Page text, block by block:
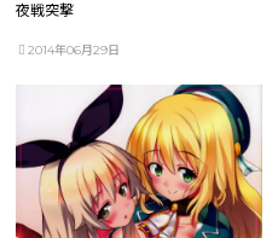
夜戦突撃
2014年06月29日